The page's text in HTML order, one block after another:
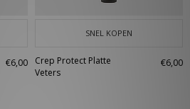
€6,00
SNEL KOPEN
Crep Protect Platte
Veters
€6,00